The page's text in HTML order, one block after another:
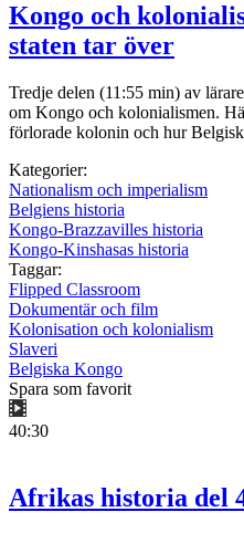
Kongo och
staten tar över
Tredje delen (11:55 min) av
om Kongo och kolonialismen.
förlorade kolonin och hur
Kategorier:
Nationalism och imperialism
Belgiens historia
Kongo-Brazzavilles historia
Kongo-Kinshasas historia
Taggar:
Flipped Classroom
Dokumentär och film
Kolonisation och kolonialism
Slaveri
Belgiska Kongo
Spara som favorit
40:30
Afrikas historia del